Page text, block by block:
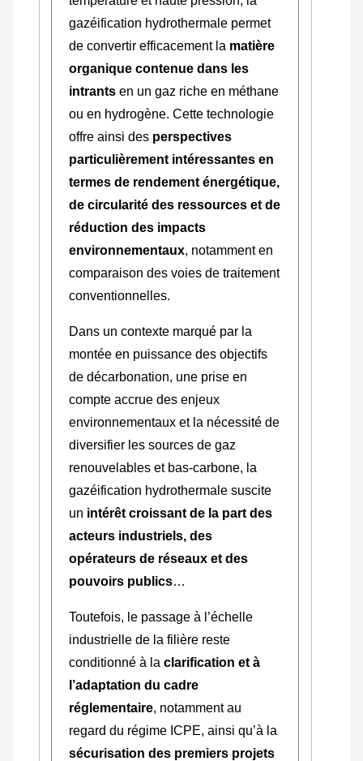
gazéification hydrothermale permet
de convertir efficacement la matière
organique contenue dans les
intrants en un gaz riche en méthane
ou en hydrogène. Cette technologie
offre ainsi des perspectives
particulièrement intéressantes en
termes de rendement énergétique,
de circularité des ressources et de
réduction des impacts
environnementaux, notamment en
comparaison des voies de traitement
conventionnelles.
Dans un contexte marqué par la
montée en puissance des objectifs
de décarbonation, une prise en
compte accrue des enjeux
environnementaux et la nécessité de
diversifier les sources de gaz
renouvelables et bas-carbone, la
gazéification hydrothermale suscite
un intérêt croissant de la part des
acteurs industriels, des
opérateurs de réseaux et des
pouvoirs publics…
Toutefois, le passage à l’échelle
industrielle de la filière reste
conditionné à laclarification et à
l’adaptation du cadre
réglementaire, notamment au
regard du régime ICPE, ainsi qu’à la
sécurisation des premiers projets